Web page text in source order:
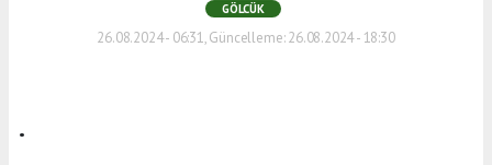
GÖLCÜK
26.08.2024 - 06:31, Güncelleme: 26.08.2024 - 18:30
.